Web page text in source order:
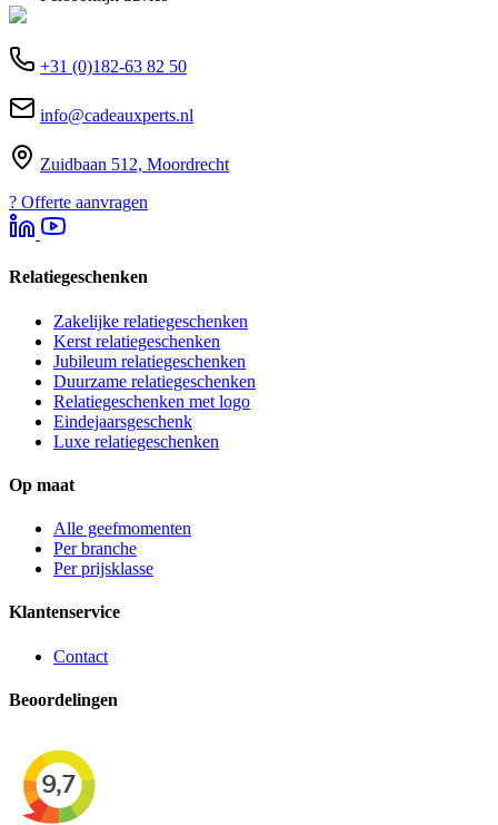
+31 (0)182-63 82 50
info@cadeauxperts.nl
Zuidbaan 512, Moordrecht
? Offerte aanvragen
Relatiegeschenken
Zakelijke relatiegeschenken
Kerst relatiegeschenken
Jubileum relatiegeschenken
Duurzame relatiegeschenken
Relatiegeschenken met logo
Eindejaarsgeschenk
Luxe relatiegeschenken
Op maat
Alle geefmomenten
Per branche
Per prijsklasse
Klantenservice
Contact
Beoordelingen